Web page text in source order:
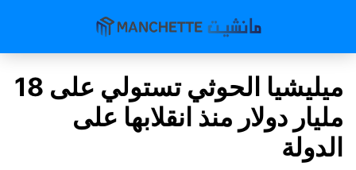
ميليشيا الحوثي تستولي على 18
مليار دولار منذ انقلابها على
الدولة